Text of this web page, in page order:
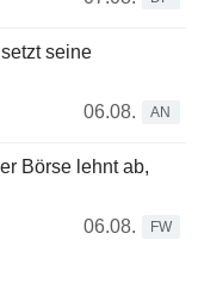
seine
06.08.
AN
Börse lehnt ab,
06.08.
FW